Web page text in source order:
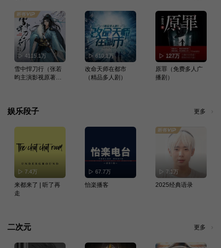
4115.1万
雪中悍刀行（张若
昀主演影视原著）
610.1万
改命天师在都市
（精品多人剧）
127万
原罪（免费多人广
播剧）
娱乐段子 更多
7.4万
来都来了 | 听了再
走
67.7万
怡楽播客
7.1万
2025经典语录
二次元 更多